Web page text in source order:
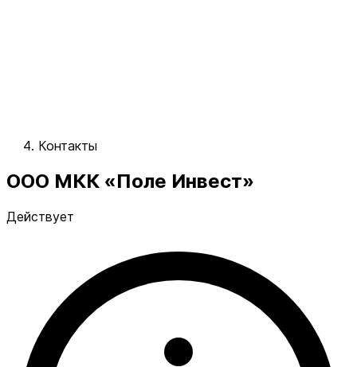
Контакты
ООО МКК «Поле Инвест»
Действует